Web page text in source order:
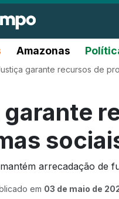
Amazonas
garante recursos de
arrecadação de
em 03 de maio de